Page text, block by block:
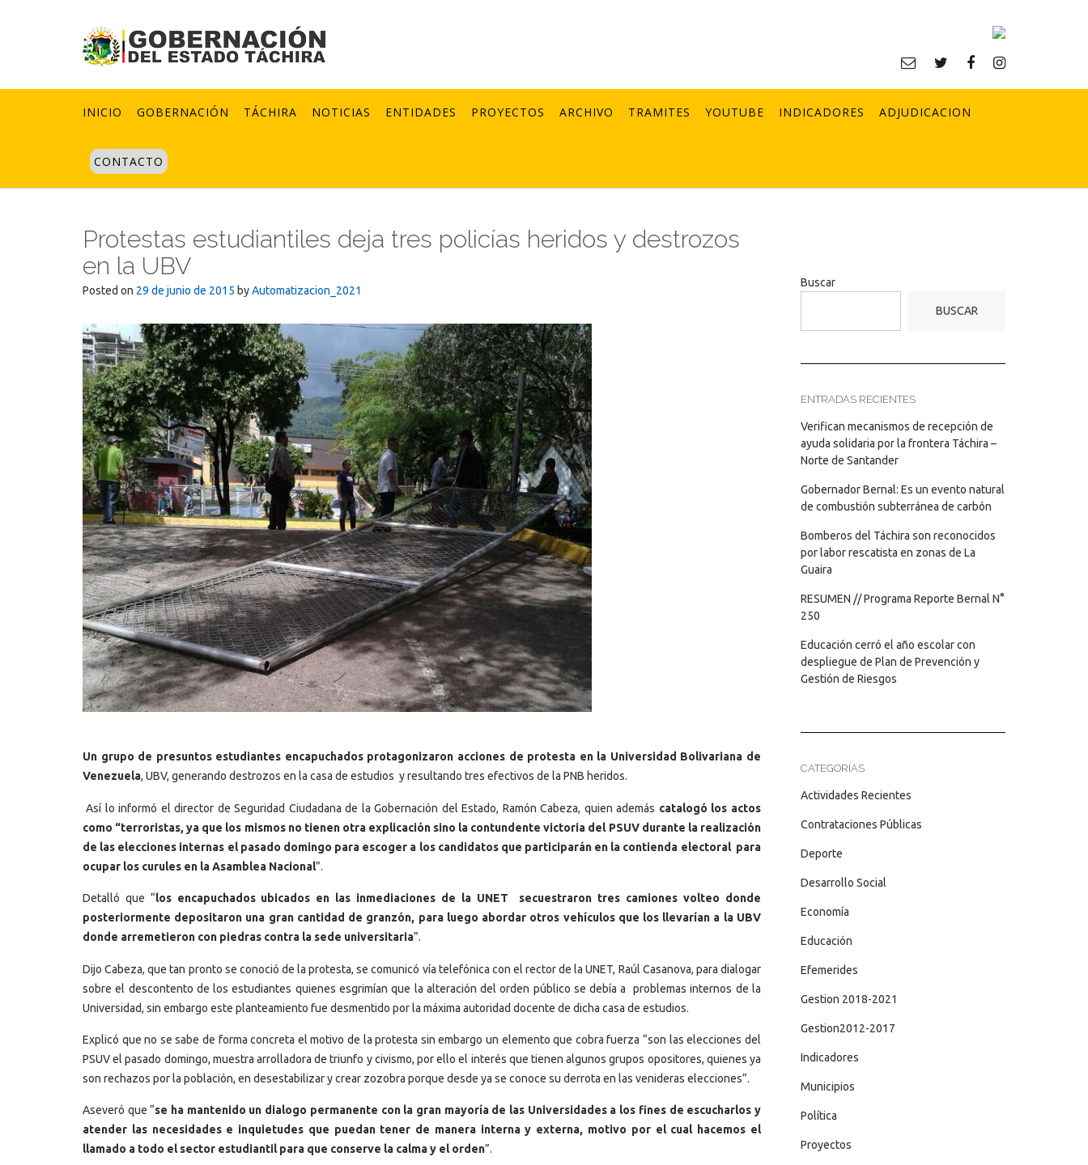
INICIO GOBERNACIÓN TÁCHIRA NOTICIAS ENTIDADES PROYECTOS ARCHIVO TRAMITES YOUTUBE INDICADORES ADJUDICACION
CONTACTO
Protestas estudiantiles deja tres policías heridos y destrozos
en la UBV
Posted on 29 de junio de 2015 byAutomatizacion_2021
Un grupo de presuntos estudiantes encapuchados protagonizaron acciones de protesta en la Universidad Bolivariana de
Venezuela, UBV, generando destrozos en la casa de estudios y resultando tres efectivos de la PNB heridos.
Así lo informó el director de Seguridad Ciudadana de la Gobernación del Estado, Ramón Cabeza, quien además catalogó los actos
como “terroristas, ya que los mismos no tienen otra explicación sino la contundente victoria del PSUV durante la realización
de las elecciones internas el pasado domingo para escoger a los candidatos que participarán en la contienda electoral para
ocupar los curules en la Asamblea Nacional”.
Detalló que “los encapuchados ubicados en las inmediaciones de la UNET secuestraron tres camiones volteo donde
posteriormente depositaron una gran cantidad de granzón, para luego abordar otros vehículos que los llevarían a la UBV
donde arremetieron con piedras contra la sede universitaria”.
Dijo Cabeza, que tan pronto se conoció de la protesta, se comunicó vía telefónica con el rector de la UNET, Raúl Casanova, para dialogar
sobre el descontento de los estudiantes quienes esgrimían que la alteración del orden público se debía a problemas internos de la
Universidad, sin embargo este planteamiento fue desmentido por la máxima autoridad docente de dicha casa de estudios.
Explicó que no se sabe de forma concreta el motivo de la protesta sin embargo un elemento que cobra fuerza “son las elecciones del
PSUV el pasado domingo, muestra arrolladora de triunfo y civismo, por ello el interés que tienen algunos grupos opositores, quienes ya
son rechazos por la población, en desestabilizar y crear zozobra porque desde ya se conoce su derrota en las venideras elecciones”.
Aseveró que “se ha mantenido un dialogo permanente con la gran mayoría de las Universidades a los fines de escucharlos y
atender las necesidades e inquietudes que puedan tener de manera interna y externa, motivo por el cual hacemos el
llamado a todo el sector estudiantil para que conserve la calma y el orden”.
Buscar
BUSCAR
ENTRADAS RECIENTES
Verifican mecanismos de recepción de
ayuda solidaria por la frontera Táchira –
Norte de Santander
Gobernador Bernal: Es un evento natural
de combustión subterránea de carbón
Bomberos del Táchira son reconocidos
por labor rescatista en zonas de La
Guaira
RESUMEN // Programa Reporte Bernal N°
250
Educación cerró el año escolar con
despliegue de Plan de Prevención y
Gestión de Riesgos
CATEGORÍAS
Actividades Recientes
Contrataciones Públicas
Deporte
Desarrollo Social
Economía
Educación
Efemerides
Gestion 2018-2021
Gestion2012-2017
Indicadores
Municipios
Política
Proyectos